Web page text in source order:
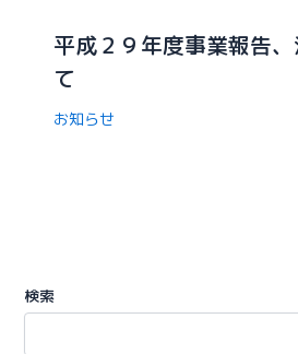
平成２９年度事業報告
て
お知らせ
検索